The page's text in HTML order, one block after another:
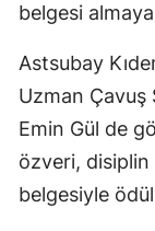
belgesi
Astsubay
Uzman Çavuş
Emin Gül de
özveri, disiplin
belgesiyle